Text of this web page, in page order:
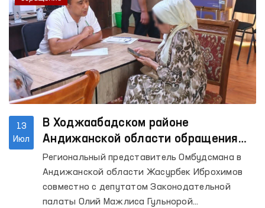
организовано в сотрудничестве с Управлением
Верховного комиссара ООН по правам человека
(OHCHR).
13
Июл
В Ходжаабадском районе
Андижанской области обращения
граждан изучены на уровне местных
сообществ
Региональный представитель Омбудсмана в
Андижанской области Жасурбек Иброхимов
совместно с депутатом Законодательной
палаты Олий Мажлиса Гульнорой